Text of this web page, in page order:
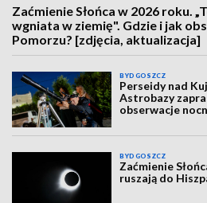
Zaćmienie Słońca w 2026 roku.
wgniata w ziemię". Gdzie i jak
Pomorzu? [zdjęcia, aktualizacja]
BYDGOSZCZ
Perseidy nad
Astrobazy
obserwacje
BYDGOSZCZ
Zaćmienie
ruszają do